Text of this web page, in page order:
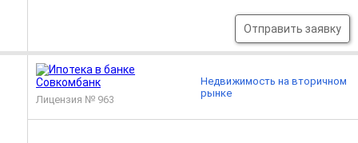
Отправить заявку
Лицензия № 963
Недвижимость на вторичном
рынке